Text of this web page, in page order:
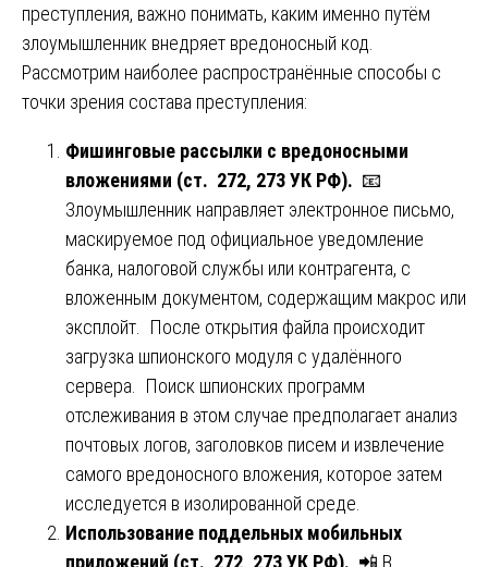
преступления, важно понимать, каким именно путём
злоумышленник внедряет вредоносный код.
Рассмотрим наиболее распространённые способы с
точки зрения состава преступления:
Фишинговые рассылки с вредоносными
вложениями (ст. 272, 273 УК РФ). 📧
Злоумышленник направляет электронное письмо,
маскируемое под официальное уведомление
банка, налоговой службы или контрагента, с
вложенным документом, содержащим макрос или
эксплойт. После открытия файла происходит
загрузка шпионского модуля с удалённого
сервера. Поиск шпионских программ
отслеживания в этом случае предполагает анализ
почтовых логов, заголовков писем и извлечение
самого вредоносного вложения, которое затем
исследуется в изолированной среде.
Использование поддельных мобильных
приложений (ст. 272, 273 УК РФ). 📲 В